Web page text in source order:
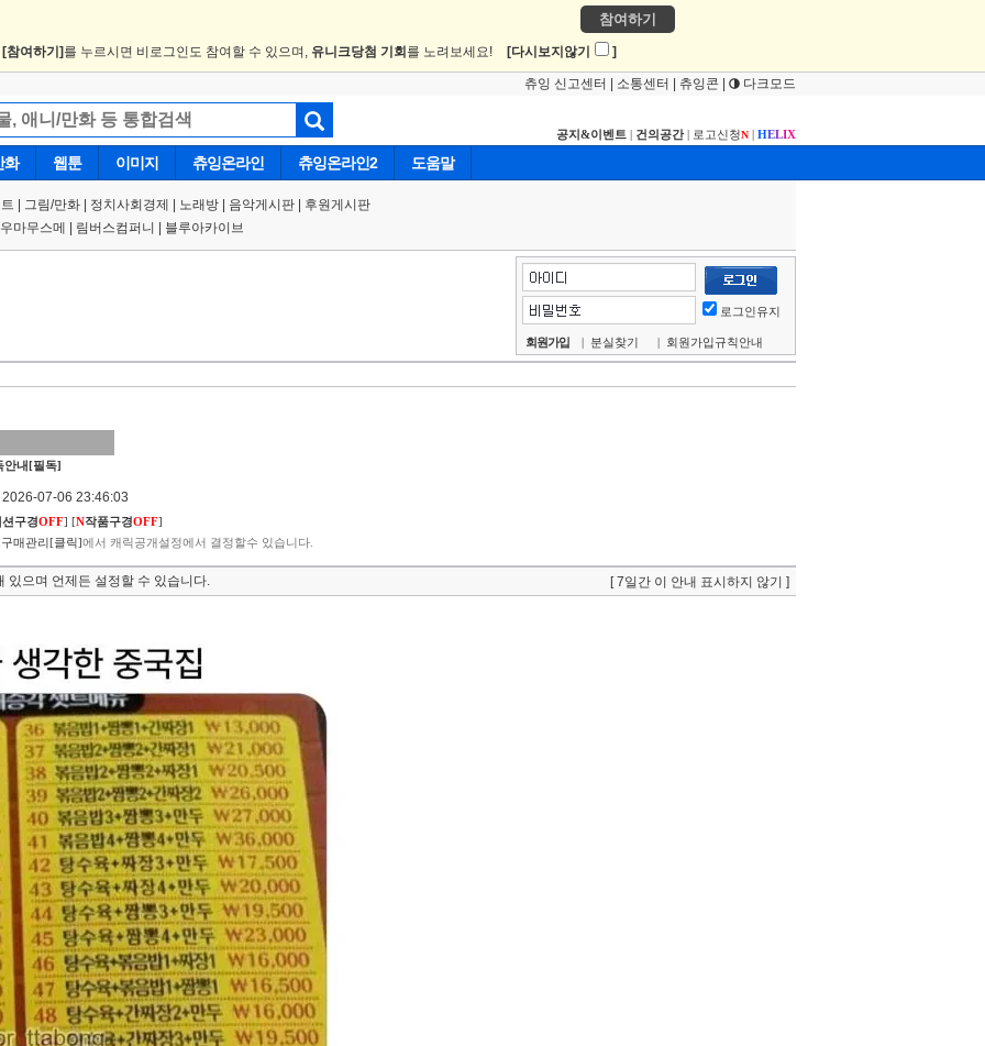
참여하기
[참여하기] 를 누르시면 비로그인도 참여할 수 있으며, 유니크당첨 기회 를 노려보세요! [다시보지않기 ]
츄잉 신고센터 소통센터 츄잉콘 다크모드
공지&이벤트 | 건의공간| 로고신청N | HELIX
화 웹툰 이미지 츄잉온라인 츄잉온라인2 도움말
| 그림/만화 정치사회경제 노래방 음악게시판
후원게시판
우마무스메
림버스컴퍼니 블루아카이브
로그인유지
회원가입 | 분실찾기 | 회원가입규칙안내
안내[필독]
2026-07-06 23:46:03
구경OFF] [N작품구경OFF]
매관리[클릭]에서 캐릭공개설정에서 결정할수 있습니다.
있으며 언제든 설정할 수 있습니다. [ 7일간 이 안내 표시하지 않기 ]